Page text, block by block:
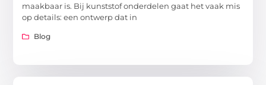
maakbaar is. Bij kunststof onderdelen gaat het vaak mis
op details: een ontwerp dat in
Blog